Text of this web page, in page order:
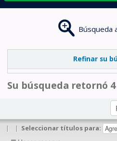
Búsqueda
Refinar su
Su búsqueda retornó
| | Seleccionar títulos para: